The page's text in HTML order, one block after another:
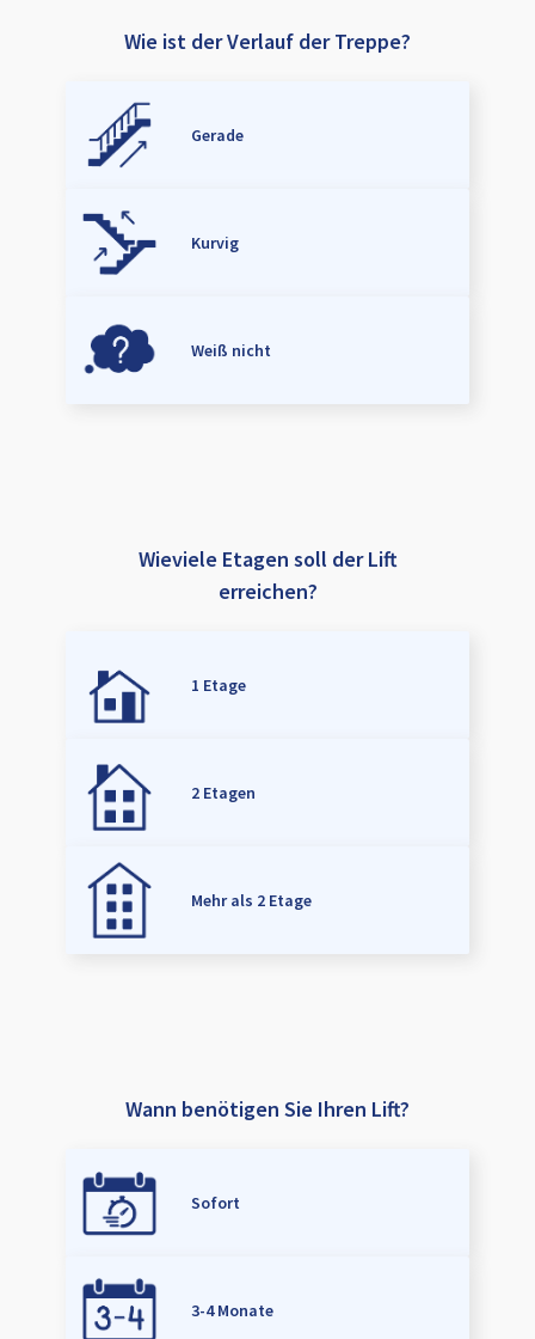
Wie ist der Verlauf der Treppe?
Gerade
Kurvig
Weiß nicht
Wieviele Etagen soll der Lift
erreichen?
1 Etage
2 Etagen
Mehr als 2 Etage
Wann benötigen Sie Ihren Lift?
Sofort
3-4 Monate